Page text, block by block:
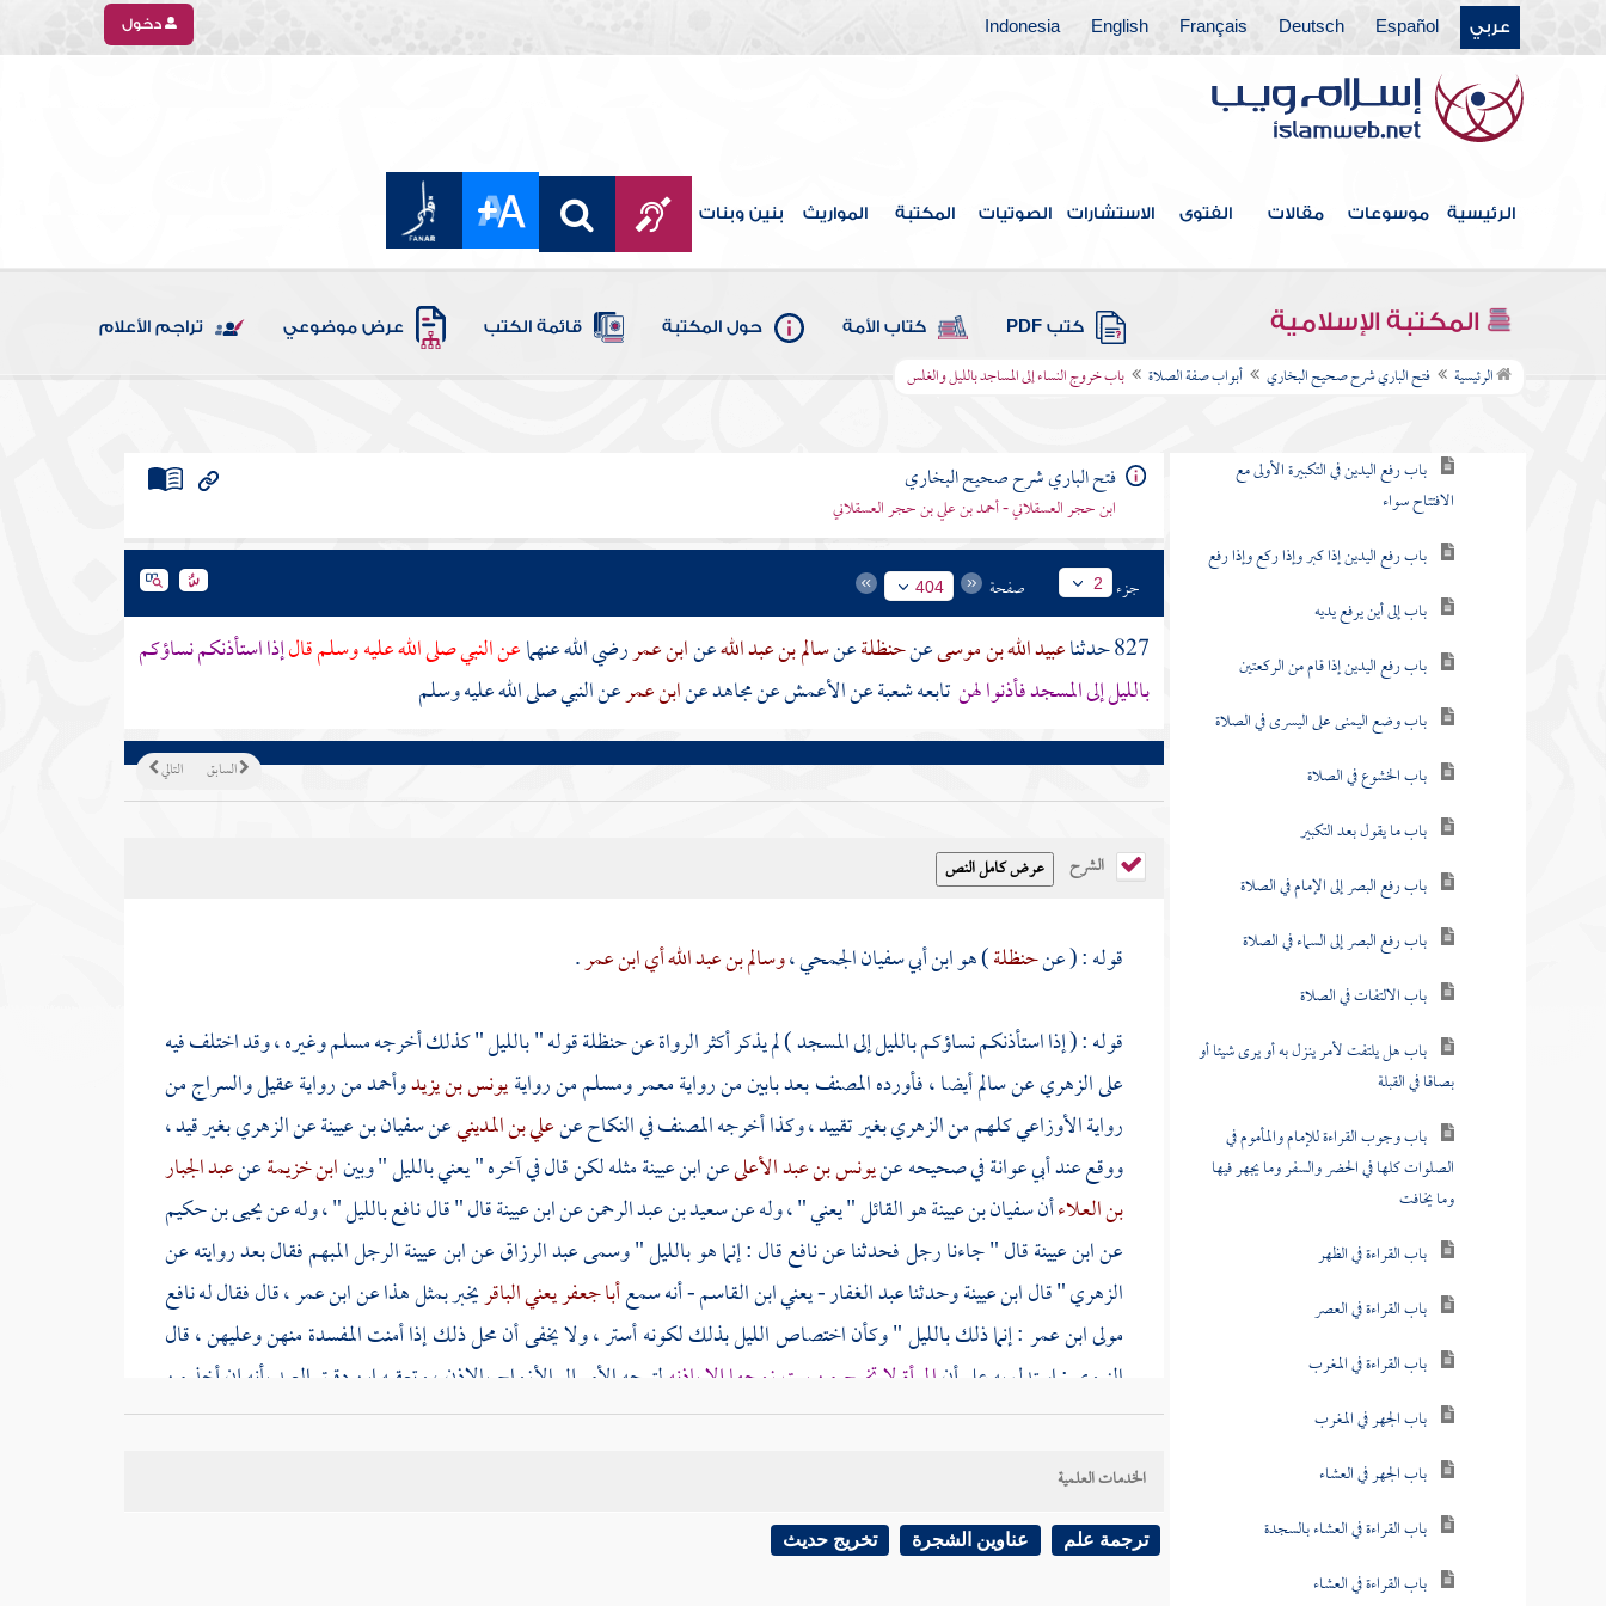
عربي Español
Deutsch
Français
English
Indonesia دخول
الرئيسية موسوعات مقالات الفتوى الاستشارات الصوتيات المكتبة المواريث بنين وبنات
المكتبة الإسلامية كتب PDF كتاب الأمة حول المكتبة قائمة الكتب عرض موضوعي تراجم الأعلام
الرئيسية فتح الباري شرح صحيح البخاري أبواب صفة الصلاة باب خروج النساء إلى المساجد بالليل والغلس
كتاب الحيض
كتاب التيمم
كتاب الصلاة
كتاب مواقيت الصلاة
كتاب الأذان
أبواب صلاة الجماعة والإمامة
أبواب صفة الصلاة
باب رفع اليدين في التكبيرة الأولى مع
الافتتاح سواء
باب رفع اليدين إذا كبر وإذا ركع وإذا رفع
باب إلى أين يرفع يديه
باب رفع اليدين إذا قام من الركعتين
باب وضع اليمنى على اليسرى في الصلاة
باب الخشوع في الصلاة
باب ما يقول بعد التكبير
باب رفع البصر إلى الإمام في الصلاة
باب رفع البصر إلى السماء في الصلاة
باب الالتفات في الصلاة
باب هل يلتفت لأمر ينزل به أو يرى شيئا أو
بصاقا في القبلة
باب وجوب القراءة للإمام والمأموم في
الصلوات كلها في الحضر والسفر وما يجهر فيها
وما يخافت
باب القراءة في الظهر
باب القراءة في العصر
باب القراءة في المغرب
باب الجهر في المغرب
باب الجهر في العشاء
باب القراءة في العشاء بالسجدة
باب القراءة في العشاء
فتح الباري شرح صحيح البخاري
ابن حجر العسقلاني - أحمد بن علي بن حجر العسقلاني
جزء 2 صفحة 404
827 حدثنا عبيد الله بن موسىعنحنظلةعنسالم بن عبد اللهعنابن عمررضي الله عنهماعن النبي صلى الله عليه وسلم قالإذا استأذنكم نساؤكم
بالليل إلى المسجد فأذنوا لهنتابعه شعبة عن الأعمش عن مجاهد عنابن عمرعن النبي صلى الله عليه وسلم
التالي السابق
الشرح
قوله : ( عنحنظلة) هو ابن أبي سفيان الجمحي ،وسالم بن عبد الله أي ابن عمر.
قوله : ( إذا استأذنكم نساؤكم بالليل إلى المسجد ) لم يذكر أكثر الرواة عنحنظلةقوله " بالليل " كذلك أخرجهمسلموغيره ، وقد اختلف فيه
علىالزهريعنسالمأيضا ، فأورده المصنف بعد بابين من روايةمعمرومسلممن روايةيونس بن يزيدوأحمدمن روايةعقيلوالسراجمن
روايةالأوزاعيكلهم منالزهريبغير تقييد ، وكذا أخرجه المصنف في النكاح عنعلي بن المدينيعنسفيان بن عيينةعنالزهريبغير قيد ،
ووقع عندأبي عوانةفي صحيحه عنيونس بن عبد الأعلىعنابن عيينةمثله لكن قال في آخره " يعني بالليل " وبينابن خزيمةعنعبد الجبار
بن العلاءأنسفيان بن عيينةهو القائل " يعني " ، وله عنسعيد بن عبد الرحمنعنابن عيينةقال " قالنافعبالليل " ، وله عنيحيى بن حكيم
عنابن عيينةقال " جاءنا رجل فحدثنا عننافعقال : إنما هو بالليل " وسمىعبد الرزاقعنابن عيينةالرجل المبهم فقال بعد روايته عن
الزهري" قالابن عيينةوحدثناعبد الغفار - يعني ابن القاسم- أنه سمعأبا جعفر يعني الباقريخبر بمثل هذا عنابن عمر، قال فقال لهنافع
مولىابن عمر: إنما ذلك بالليل " وكأن اختصاص الليل بذلك لكونه أستر ، ولا يخفى أن محل ذلك إذا أمنت المفسدة منهن وعليهن ، قال
النووي : استدل به على أنالمرأة لا تخرج من بيت زوجها إلا بإذنهلتوجه الأمر إلى الأزواج بالإذن ، وتعقبهابن دقيق العيد بأنه إن أخذ من
المفهوم فهو مفهوم لقب وهو ضعيف ، لكن يتقوى بأن يقال : إن منع الرجال نساءهم أمر مقرر ، وإنما علق الحكم بالمساجد لبيان محل الجواز
فيبقى ما عداه على المنع ، وفيه إشارة إلى أن الإذن المذكور لغير الوجوب ؛ لأنه لو كان واجبا لانتفى معنى الاستئذان ، لأن ذلك إنما يتحقق إذا
الخدمات العلمية
ترجمة علم عناوين الشجرة تخريج حديث